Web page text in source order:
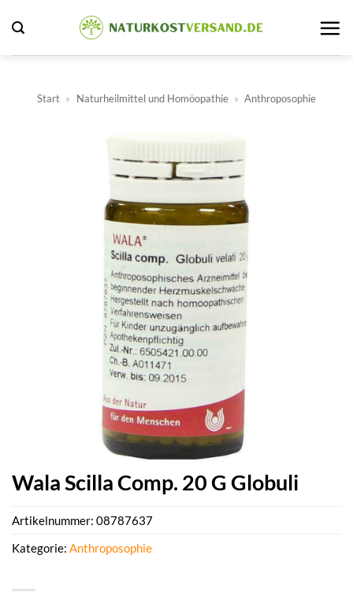
Inhalt
springen
Start » Naturheilmittel und Homöopathie » Anthroposophie
Wala Scilla Comp. 20 G Globuli
Artikelnummer: 08787637
Kategorie: Anthroposophie